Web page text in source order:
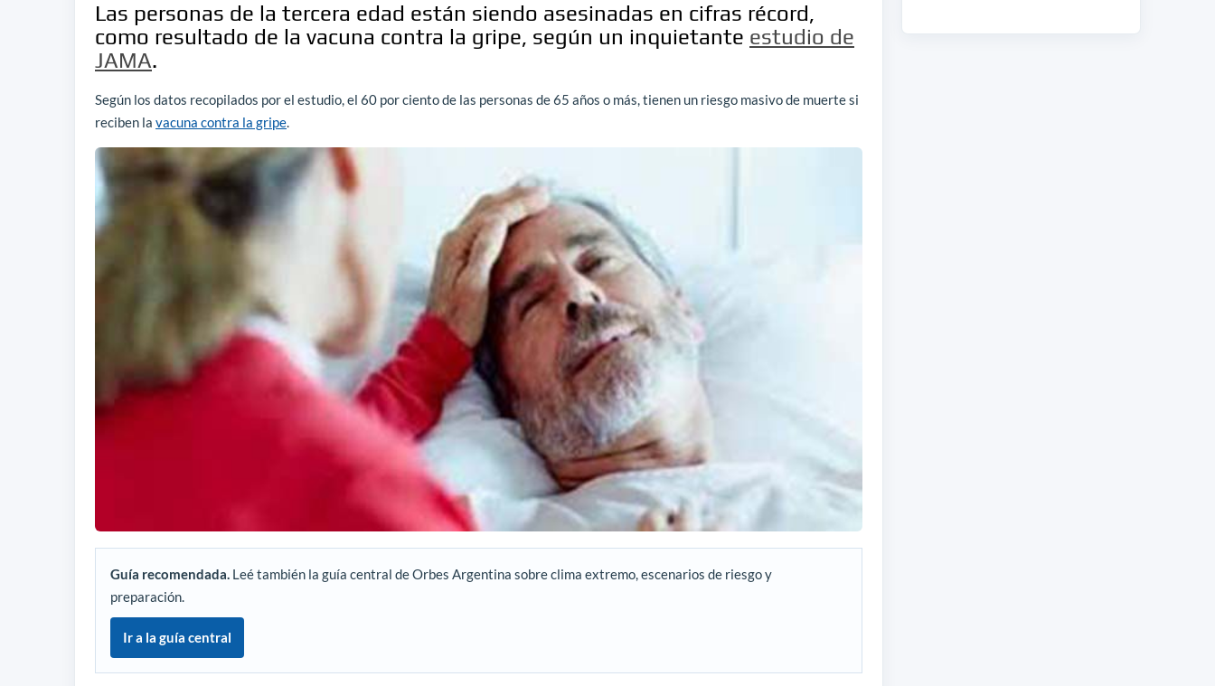
Las personas de la tercera edad están siendo asesinadas en cifras récord,
como resultado de la vacuna contra la gripe, según un inquietante estudio de
JAMA.
Según los datos recopilados por el estudio, el 60 por ciento de las personas de 65 años o más, tienen un riesgo masivo de muerte si
reciben la vacuna contra la gripe.
Guía recomendada. Leé también la guía central de Orbes Argentina sobre clima extremo, escenarios de riesgo y
preparación.
Ir a la guía central